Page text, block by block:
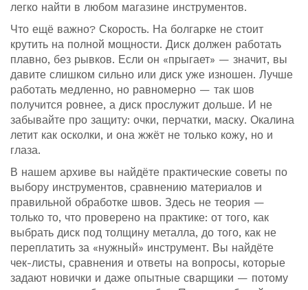
легко найти в любом магазине инструментов.
Что ещё важно? Скорость. На болгарке не стоит
крутить на полной мощности. Диск должен работать
плавно, без рывков. Если он «прыгает» — значит, вы
давите слишком сильно или диск уже изношен. Лучше
работать медленно, но равномерно — так шов
получится ровнее, а диск прослужит дольше. И не
забывайте про защиту: очки, перчатки, маску. Окалина
летит как осколки, и она жжёт не только кожу, но и
глаза.
В нашем архиве вы найдёте практические советы по
выбору инструментов, сравнению материалов и
правильной обработке швов. Здесь не теория —
только то, что проверено на практике: от того, как
выбрать диск под толщину металла, до того, как не
переплатить за «нужный» инструмент. Вы найдёте
чек-листы, сравнения и ответы на вопросы, которые
задают новички и даже опытные сварщики — потому